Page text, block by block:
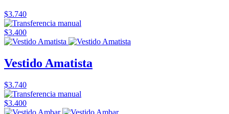
$3.740
$3.400
Vestido Amatista
$3.740
$3.400